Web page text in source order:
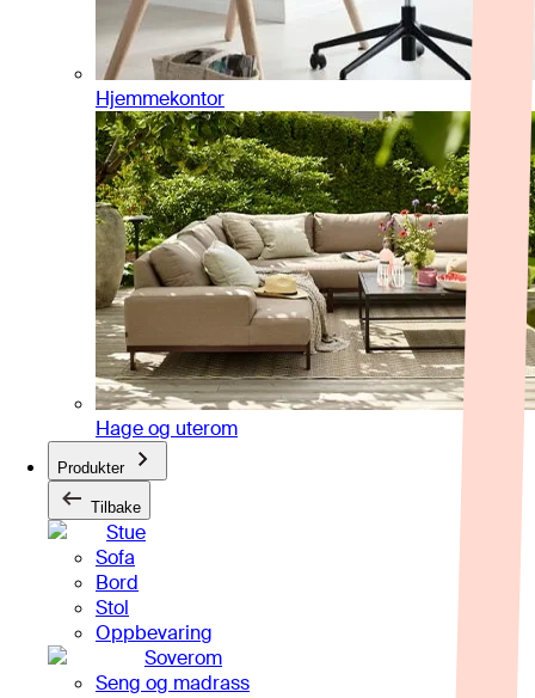
Hjemmekontor
Hage og uterom
Produkter
Tilbake
Stue
Sofa
Bord
Stol
Oppbevaring
Soverom
Seng og madrass